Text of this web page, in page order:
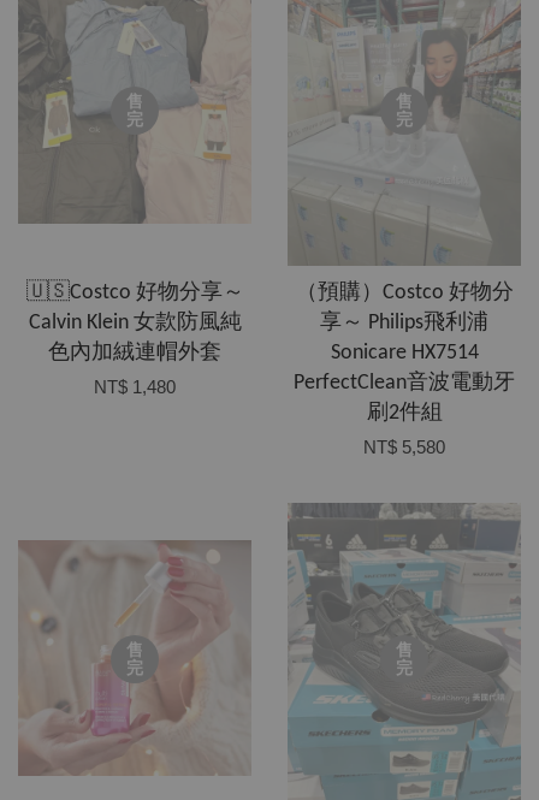
售
完
🇺🇸Costco 好物分享～
Calvin Klein 女款防風純
色內加絨連帽外套
NT$ 1,480
售
完
（預購）Costco 好物分
享～ Philips飛利浦
Sonicare HX7514
PerfectClean音波電動牙
刷2件組
NT$ 5,580
售
完
售
完